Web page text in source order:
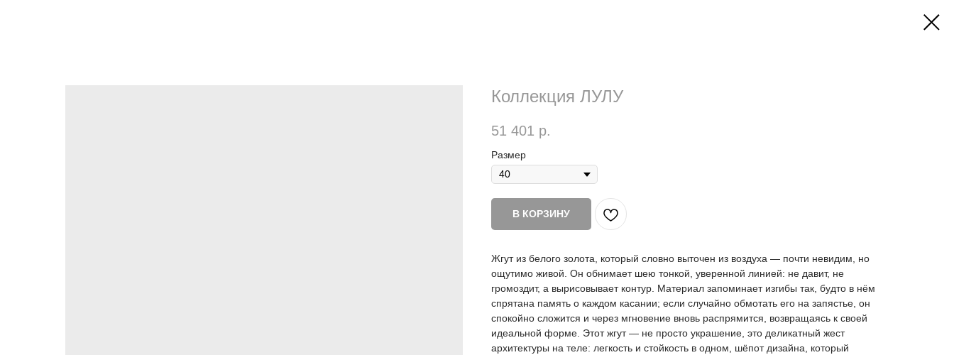
Коллекция ЛУЛУ
51 401 р.
Размер
В КОРЗИНУ
Жгут из белого золота, который словно выточен из воздуха — почти невидим, но
ощутимо живой. Он обнимает шею тонкой, уверенной линией: не давит, не
громоздит, а вырисовывает контур. Материал запоминает изгибы так, будто в нём
спрятана память о каждом касании; если случайно обмотать его на запястье, он
спокойно сложится и через мгновение вновь распрямится, возвращаясь к своей
идеальной форме. Этот жгут — не просто украшение, это деликатный жест
архитектуры на теле: легкость и стойкость в одном, шёпот дизайна, который